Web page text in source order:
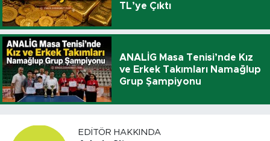
TL’ye Çıktı
ANALİG Masa Tenisi’nde Kız
ve Erkek Takımları Namağlup
Grup Şampiyonu
EDITÖR HAKKINDA